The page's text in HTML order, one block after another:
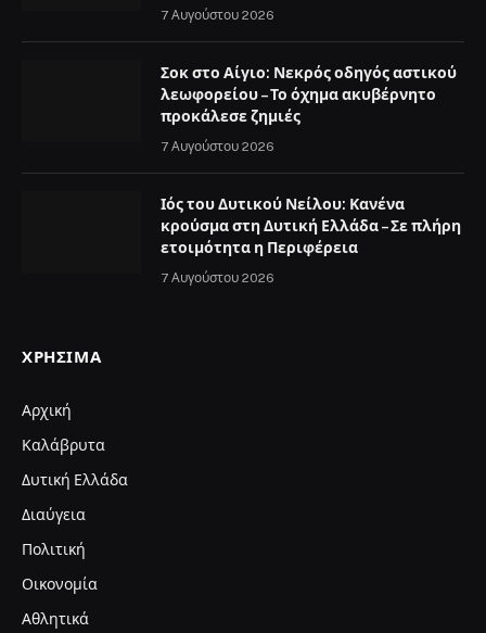
7 Αυγούστου 2026
Σοκ στο Αίγιο: Νεκρός οδηγός αστικού
λεωφορείου – Το όχημα ακυβέρνητο
προκάλεσε ζημιές
7 Αυγούστου 2026
Ιός του Δυτικού Νείλου: Κανένα
κρούσμα στη Δυτική Ελλάδα – Σε πλήρη
ετοιμότητα η Περιφέρεια
7 Αυγούστου 2026
ΧΡΉΣΙΜΑ
Αρχική
Καλάβρυτα
Δυτική Ελλάδα
Διαύγεια
Πολιτική
Οικονομία
Αθλητικά